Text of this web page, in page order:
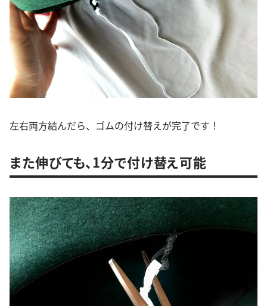
左右両方結んだら、ゴムの付け替えが完了です！
また伸びても、1分で付け替え可能